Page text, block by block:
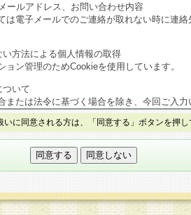
ールアドレス、お問い合わせ内容
は電子メールでのご連絡が取れない時に連絡
方法による個人情報の取得
ョン管理のためCookieを使用しています。
ついて
または法令に基づく場合を除き、今回ご入
。
部に委託する場合は、当社が規定する個人情
行い、適切な取り扱いが行われるよう監督し
当社が本件により取得した開示対象個人情
追加または削除・利用の停止・消去及び第三
いに同意される方は、「同意する」ボタンを押し